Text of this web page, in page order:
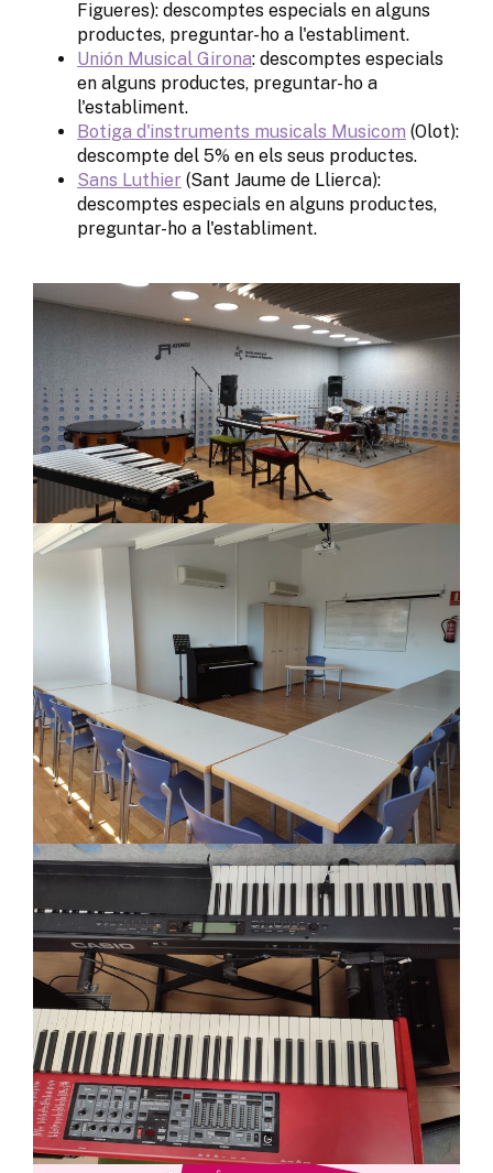
Figueres): descomptes especials en alguns
productes, preguntar-ho a l'establiment.
Unión Musical Girona: descomptes especials
en alguns productes, preguntar-ho a
l'establiment.
Botiga d'instruments musicals Musicom (Olot):
descompte del 5% en els seus productes.
Sans Luthier (Sant Jaume de Llierca):
descomptes especials en alguns productes,
preguntar-ho a l'establiment.